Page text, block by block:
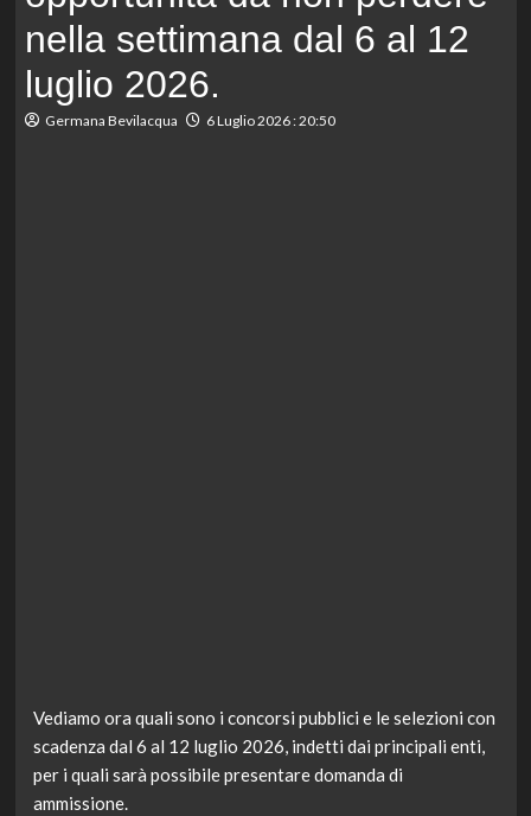
nella settimana dal 6 al 12
luglio 2026.
Germana Bevilacqua 6 Luglio 2026 : 20:50
Vediamo ora quali sono i concorsi pubblici e le selezioni con
scadenza dal 6 al 12 luglio 2026, indetti dai principali enti,
per i quali sarà possibile presentare domanda di
ammissione.